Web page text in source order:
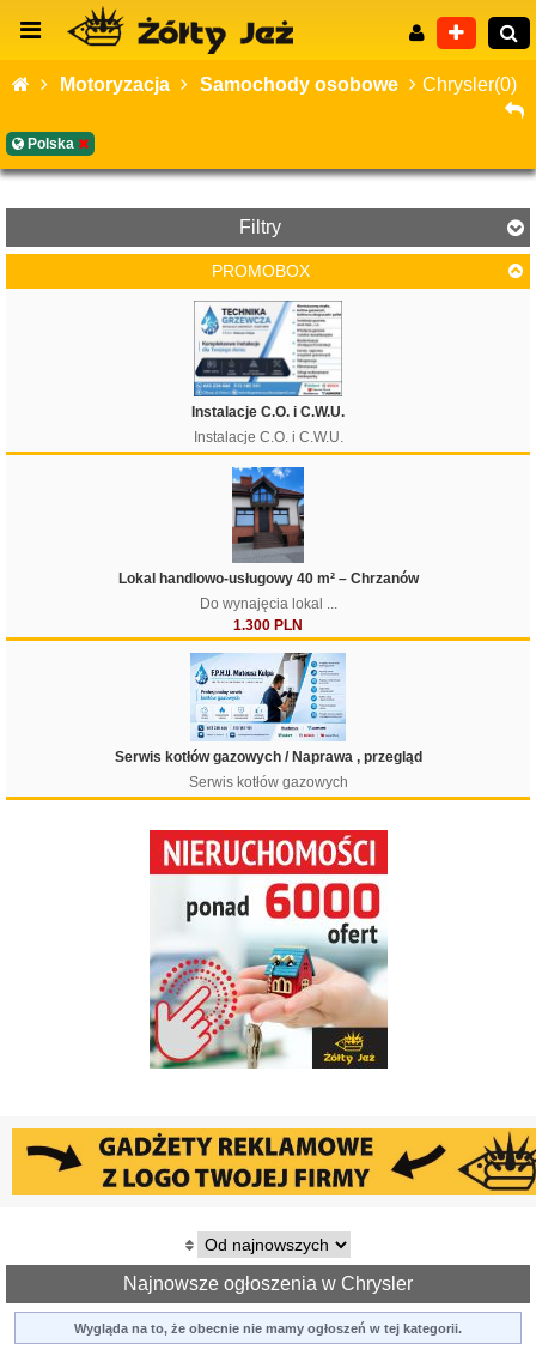
Motoryzacja Samochody osobowe Chrysler(0)
Polska
Filtry
PROMOBOX
Instalacje C.O. i C.W.U.
Instalacje C.O. i C.W.U.
Lokal handlowo-usługowy 40 m² – Chrzanów
Do wynajęcia lokal ...
1.300 PLN
Serwis kotłów gazowych / Naprawa , przegląd
Serwis kotłów gazowych
Najnowsze ogłoszenia w Chrysler
Wygląda na to, że obecnie nie mamy ogłoszeń w tej kategorii.